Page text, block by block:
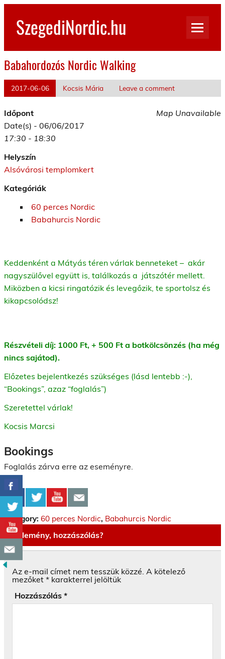
Skip
contentSzegediNordic.hu
Babahordozós Nordic Walking
2017-06-06 Kocsis Mária Leave a comment
Map Unavailable
Időpont
Date(s) - 06/06/2017
17:30 - 18:30
Helyszín
Alsóvárosi templomkert
Kategóriák
60 perces Nordic
Babahurcis Nordic
Keddenként a Mátyás téren várlak benneteket – akár
nagyszülővel együtt is, találkozás a játszótér mellett.
Miközben a kicsi ringatózik és levegőzik, te sportolsz és
kikapcsolódsz!
Részvételi díj: 1000 Ft, + 500 Ft a botkölcsönzés (ha még
nincs sajátod).
Előzetes bejelentkezés szükséges (lásd lentebb :-),
“Bookings”, azaz “foglalás”)
Szeretettel várlak!
Kocsis Marcsi
Bookings
Foglalás zárva erre az eseményre.
Category: 60 perces Nordic, Babahurcis Nordic
Vélemény, hozzászólás?
Az e-mail címet nem tesszük közzé. A kötelező
mezőket * karakterrel jelöltük
Hozzászólás *